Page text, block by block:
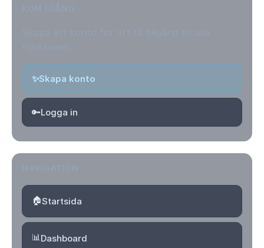
✨Skapa konto
🔑Logga in
🏠Startsida
📊Dashboard